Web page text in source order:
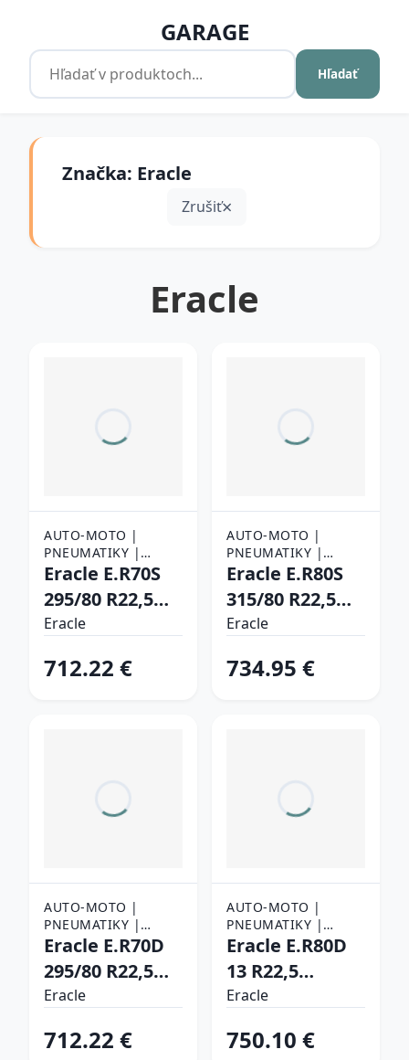
GARAGE
Hľadať
Značka: Eracle
Zrušiť
Eracle
AUTO-MOTO |
PNEUMATIKY |
NÁKLADNÉ
Eracle E.R70S
295/80 R22,5
154/149 M
Eracle
712.22 €
AUTO-MOTO |
PNEUMATIKY |
NÁKLADNÉ
Eracle E.R80S
315/80 R22,5
156/150 K
Eracle
734.95 €
AUTO-MOTO |
PNEUMATIKY |
NÁKLADNÉ
Eracle E.R70D
295/80 R22,5
152/148 M
Eracle
712.22 €
AUTO-MOTO |
PNEUMATIKY |
NÁKLADNÉ
Eracle E.R80D
13 R22,5
156/150 K
Eracle
750.10 €